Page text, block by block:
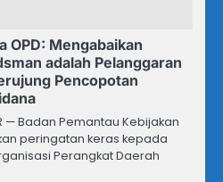
OPD: Mengabaikan
adalah Pelanggaran
Pencopotan
— Badan Pemantau Kebijakan
peringatan keras kepada
Perangkat Daerah